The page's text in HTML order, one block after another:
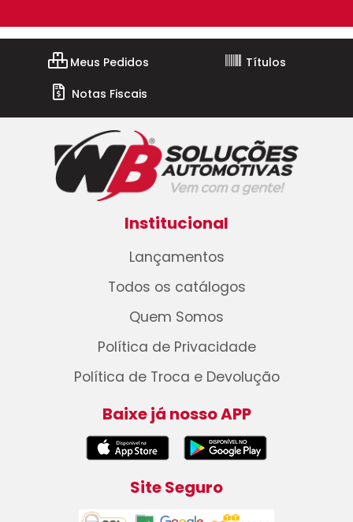
Meus Pedidos
Títulos
Notas Fiscais
Institucional
Lançamentos
Todos os catálogos
Quem Somos
Política de Privacidade
Política de Troca e Devolução
Baixe já nosso APP
Site Seguro